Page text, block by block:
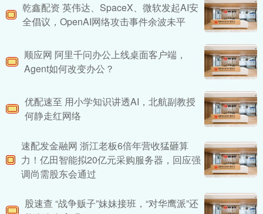
乾鑫配资 英伟达、SpaceX、微软发起AI安
全倡议，OpenAI网络攻击事件余波未平
顺应网 阿里千问办公上线桌面客户端，
Agent如何改变办公？
优配速至 用小学知识讲透AI，北航副教授
何静走红网络
速配发金融网 浙江老板6倍年营收猛砸算
力！亿田智能拟20亿元采购服务器，回应强
调尚需股东会通过
股速查 “战争贩子”妹妹接班，“对华鹰派”还